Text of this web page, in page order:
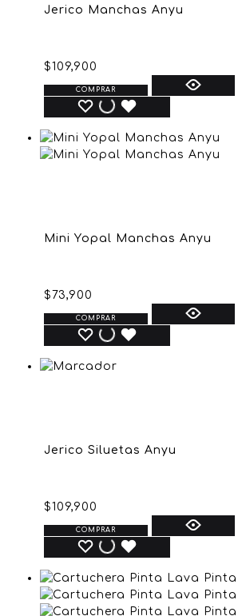
Jerico Manchas Anyu
$109,900
COMPRAR
Mini Yopal Manchas Anyu
$ 73,900
COMPRAR
Jerico Siluetas Anyu
$109,900
COMPRAR